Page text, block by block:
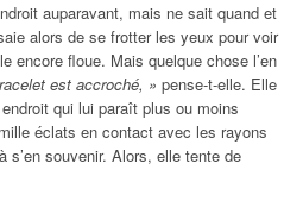
auparavant, mais ne sait quand et
alors de se frotter les yeux pour voir
encore floue. Mais quelque chose l’en
est accroché, » pense-t-elle. Elle
qui lui paraît plus ou moins
éclats en contact avec les rayons
s’en souvenir. Alors, elle tente de